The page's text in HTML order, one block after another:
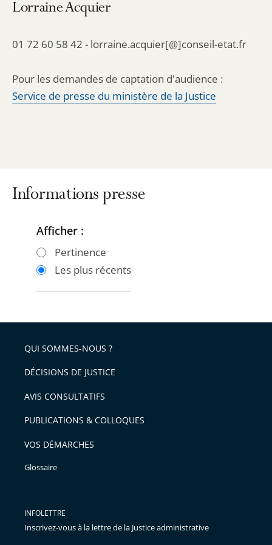
Lorraine Acquier
01 72 60 58 42 - lorraine.acquier[@]conseil-etat.fr
Pour les demandes de captation d'audience :
Service de presse du ministère de la Justice
Informations presse
Passer
filtres
Passer
filtres
Afficher :
Pertinence
Les plus récents
QUI SOMMES-NOUS ?
DÉCISIONS DE JUSTICE
AVIS CONSULTATIFS
PUBLICATIONS & COLLOQUES
VOS DÉMARCHES
Glossaire
INFOLETTRE
Inscrivez-vous à la lettre de la Justice administrative